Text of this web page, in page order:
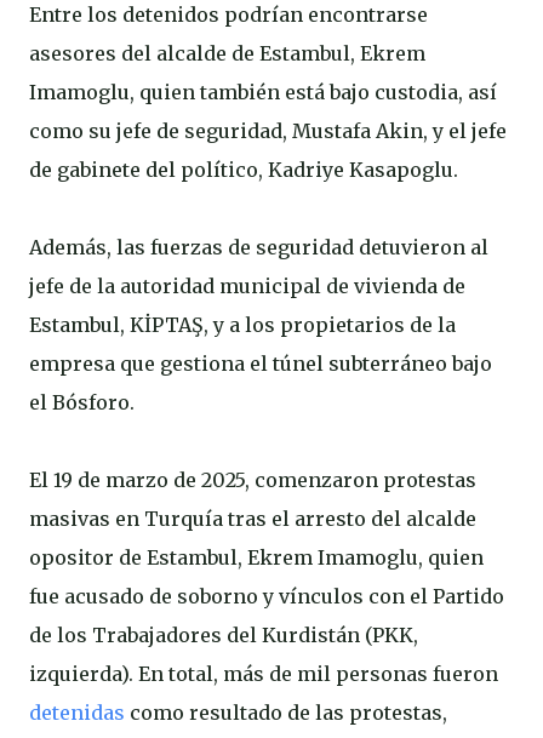
Entre los detenidos podrían encontrarse
asesores del alcalde de Estambul, Ekrem
Imamoglu, quien también está bajo custodia, así
como su jefe de seguridad, Mustafa Akin, y el jefe
de gabinete del político, Kadriye Kasapoglu.
Además, las fuerzas de seguridad detuvieron al
jefe de la autoridad municipal de vivienda de
Estambul, KİPTAŞ, y a los propietarios de la
empresa que gestiona el túnel subterráneo bajo
el Bósforo.
El 19 de marzo de 2025, comenzaron protestas
masivas en Turquía tras el arresto del alcalde
opositor de Estambul, Ekrem Imamoglu, quien
fue acusado de soborno y vínculos con el Partido
de los Trabajadores del Kurdistán (PKK,
izquierda). En total, más de mil personas fueron
detenidas como resultado de las protestas,